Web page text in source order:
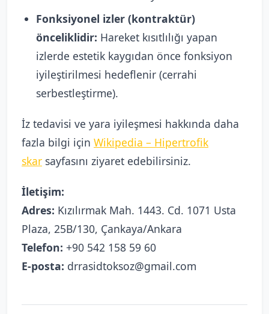
Fonksiyonel izler (kontraktür)
önceliklidir: Hareket kısıtlılığı yapan
izlerde estetik kaygıdan önce fonksiyon
iyileştirilmesi hedeflenir (cerrahi
serbestleştirme).
İz tedavisi ve yara iyileşmesi hakkında daha
fazla bilgi için Wikipedia – Hipertrofik
skar sayfasını ziyaret edebilirsiniz.
İletişim:
Adres: Kızılırmak Mah. 1443. Cd. 1071 Usta
Plaza, 25B/130, Çankaya/Ankara
Telefon: +90 542 158 59 60
E-posta: drrasidtoksoz@gmail.com